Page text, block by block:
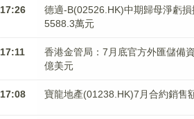
17:26
德適-B(02526.HK)中期歸母淨虧損
5588.3萬元
17:11
香港金管局：7月底官方外匯儲備
億美元
17:08 寶龍地產(01238.HK)7月合約銷售